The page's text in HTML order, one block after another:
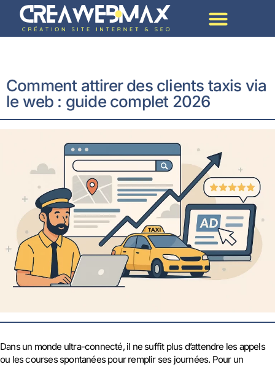
Comment attirer des clients taxis via
le web : guide complet 2026
Dans un monde ultra-connecté, il ne suffit plus d’attendre les appels
ou les courses spontanées pour remplir ses journées. Pour un